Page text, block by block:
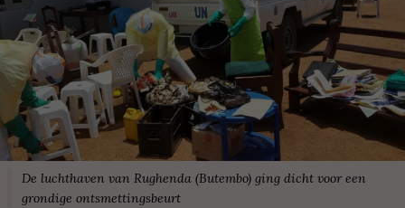
De luchthaven van Rughenda (Butembo) ging dicht voor een
grondige ontsmettingsbeurt